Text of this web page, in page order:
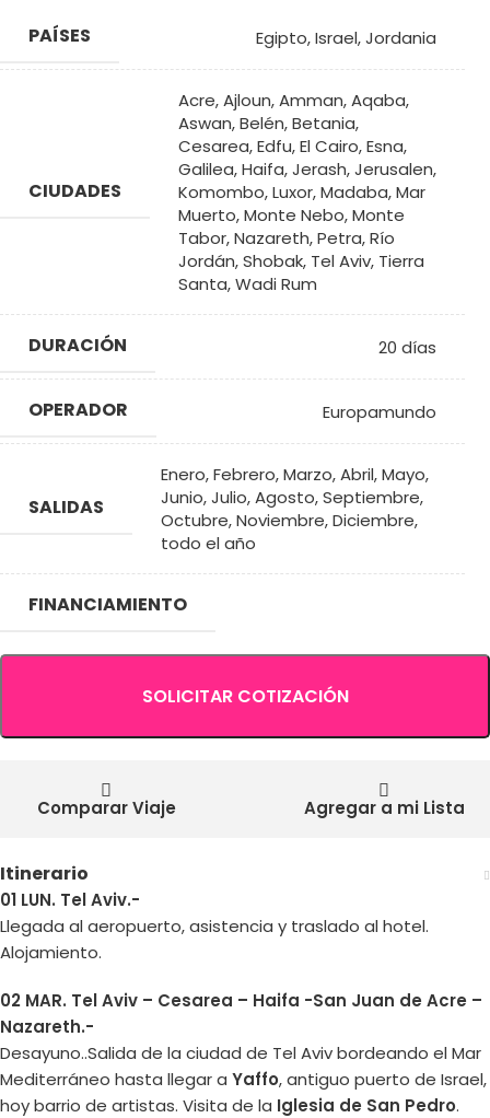
PAÍSES Egipto,Israel,Jordania
CIUDADES
Acre,Ajloun,Amman,Aqaba,
Aswan,Belén,Betania,
Cesarea,Edfu,El Cairo,Esna,
Galilea,Haifa,Jerash,Jerusalen,
Komombo,Luxor,Madaba,Mar
Muerto,Monte Nebo,Monte
Tabor,Nazareth,Petra,Río
Jordán,Shobak, Tel Aviv, Tierra
Santa,Wadi Rum
DURACIÓN 20 días
OPERADOR Europamundo
SALIDAS
Enero,Febrero,Marzo,Abril,Mayo,
Junio,Julio,Agosto,Septiembre,
Octubre,Noviembre,Diciembre,
todo el año
FINANCIAMIENTO
SOLICITAR COTIZACIÓN
Comparar Viaje Agregar a mi Lista
Itinerario
01 LUN. Tel Aviv.-
Llegada al aeropuerto, asistencia y traslado al hotel.
Alojamiento.
02 MAR. Tel Aviv – Cesarea – Haifa -San Juan de Acre –
Nazareth.-
Desayuno..Salida de la ciudad de Tel Aviv bordeando el Mar
Mediterráneo hasta llegar a Yaffo, antiguo puerto de Israel,
hoy barrio de artistas. Visita de la Iglesia de San Pedro.